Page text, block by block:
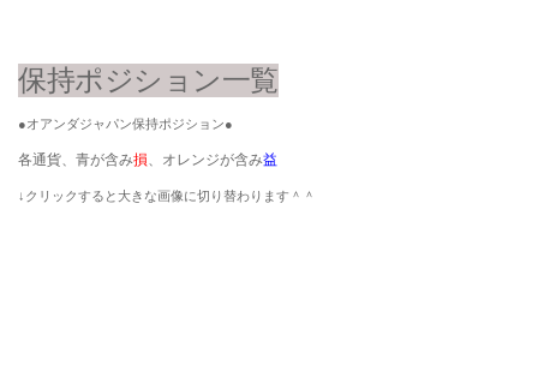
保持ポジション一覧
●オアンダジャパン保持ポジション●
各通貨、青が含み損、オレンジが含み益
​↓クリックすると大きな画像に切り替わります＾＾